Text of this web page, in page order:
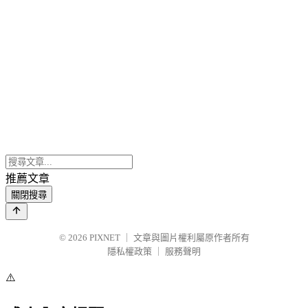
推薦文章
關閉搜尋
© 2026 PIXNET
文章與圖片權利屬原作者所有
隱私權政策
服務聲明
⚠️